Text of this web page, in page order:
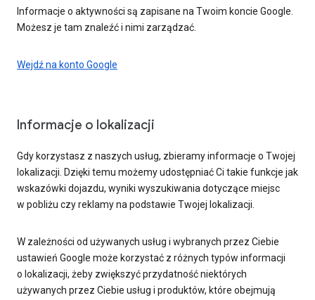
Informacje o aktywności są zapisane na Twoim koncie Google.
Możesz je tam znaleźć i nimi zarządzać.
Wejdź na konto Google
Informacje o lokalizacji
Gdy korzystasz z naszych usług, zbieramy informacje o Twojej
lokalizacji. Dzięki temu możemy udostępniać Ci takie funkcje jak
wskazówki dojazdu, wyniki wyszukiwania dotyczące miejsc
w pobliżu czy reklamy na podstawie Twojej lokalizacji.
W zależności od używanych usług i wybranych przez Ciebie
ustawień Google może korzystać z różnych typów informacji
o lokalizacji, żeby zwiększyć przydatność niektórych
używanych przez Ciebie usług i produktów, które obejmują